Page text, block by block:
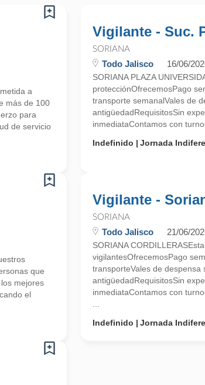
a
más de 100
para
de servicio
Vigilante - Suc.
SORIANA
Todo Jalisco 16/06/
SORIANA PLAZA
protecciónOfrecemosPago
transporte semanalVales de
antigüedadRequisitosSin
inmediataContamos con
Indefinido
Jornada
que
mejores
el
Vigilante -
SORIANA
Todo Jalisco 21/06/
SORIANA
vigilantesOfrecemosPago
transporteVales de
antigüedadRequisitosSin
inmediataContamos con
Indefinido
Jornada